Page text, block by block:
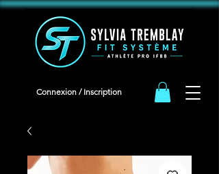
Connexion / Inscription